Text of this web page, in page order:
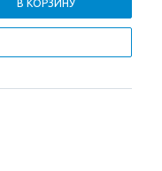
В КОРЗИНУ